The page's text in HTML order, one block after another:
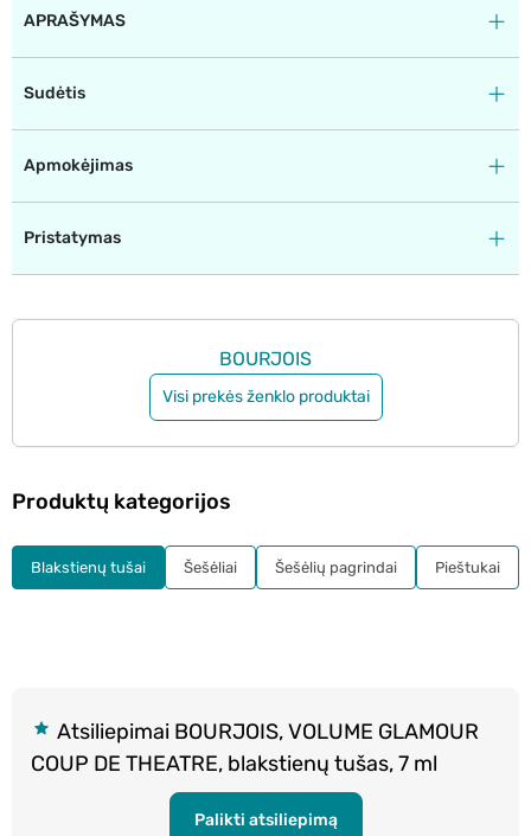
APRAŠYMAS
Sudėtis
Apmokėjimas
Pristatymas
BOURJOIS
Visi prekės ženklo produktai
Atsiliepimai BOURJOIS, VOLUME GLAMOUR
COUP DE THEATRE, blakstienų tušas, 7 ml
Palikti atsiliepimą
Produktų kategorijos
Blakstienų tušai Šešėliai Šešėlių pagrindai Pieštukai